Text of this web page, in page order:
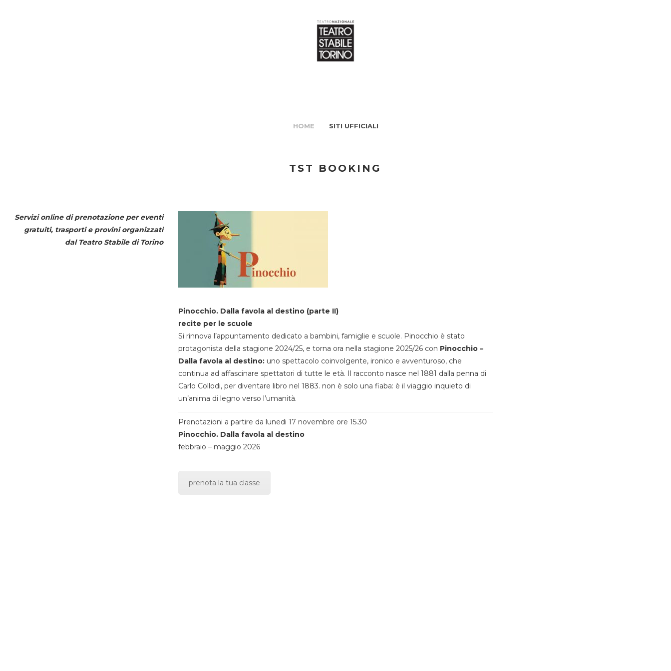
HOME SITI UFFICIALI
TST BOOKING
Servizi online di prenotazione per eventi
gratuiti, trasporti e provini organizzati
dal Teatro Stabile di Torino
Pinocchio. Dalla favola al destino (parte II)
recite per le scuole
Si rinnova l’appuntamento dedicato a bambini, famiglie e scuole. Pinocchio è stato
protagonista della stagione 2024/25, e torna ora nella stagione 2025/26 con Pinocchio –
Dalla favola al destino:uno spettacolo coinvolgente, ironico e avventuroso, che
continua ad affascinare spettatori di tutte le età. Il racconto nasce nel 1881 dalla penna di
Carlo Collodi, per diventare libro nel 1883. non è solo una fiaba: è il viaggio inquieto di
un’anima di legno verso l’umanità.
Prenotazioni a partire da lunedi 17 novembre ore 15.30
Pinocchio. Dalla favola al destino
febbraio – maggio 2026
prenota la tua classe